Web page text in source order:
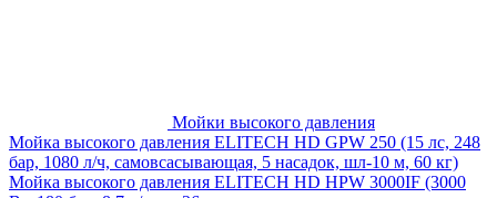
Мойки высокого давления
Мойка высокого давления ELITECH HD GPW 250 (15 лс, 248
бар, 1080 л/ч, самовсасывающая, 5 насадок, шл-10 м, 60 кг)
Мойка высокого давления ELITECH HD HPW 3000IF (3000